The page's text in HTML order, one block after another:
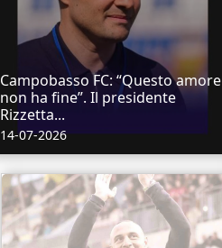
Campobasso FC: “Questo amore
non ha fine”. Il presidente
Rizzetta...
14-07-2026